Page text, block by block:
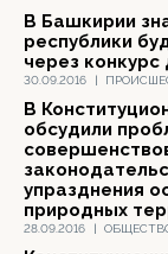
30.09.2016 |
В Башкирии
республики
через конкурс
28.09.2016 |
В
обсудили
упразднения
природных